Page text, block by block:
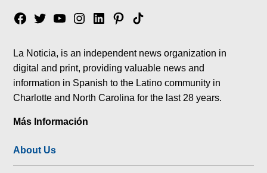
Facebook
TwitterYouTubeInstagram
LinkedinPinterest
Tik
La Noticia, is an independent news organization in
digital and print, providing valuable news and
information in Spanish to the Latino community in
Charlotte and North Carolina for the last 28 years.
Más Información
About Us